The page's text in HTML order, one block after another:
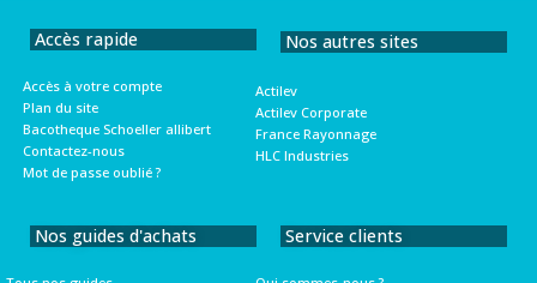
Accès rapide
Accès à votre compte
Plan du site
Bacotheque Schoeller allibert
Contactez-nous
Mot de passe oublié ?
Nos autres sites
Actilev
Actilev Corporate
France Rayonnage
HLC Industries
Nos guides d'achats Service clients